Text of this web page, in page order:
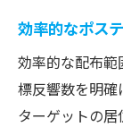
効率的なポス
効率的な配布
標反響数を明確
ターゲットの